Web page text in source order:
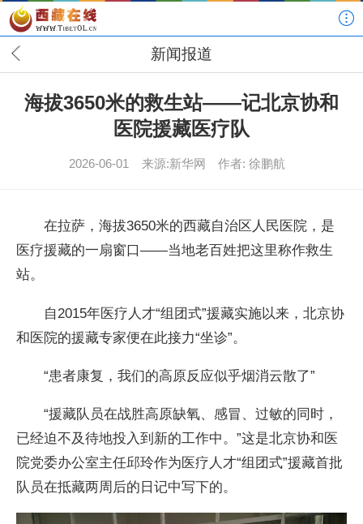
新闻报道
海拔3650米的救生站——记北京协和
医院援藏医疗队
2026-06-01 来源:新华网 作者: 徐鹏航
在拉萨，海拔3650米的西藏自治区人民医院，是
医疗援藏的一扇窗口——当地老百姓把这里称作救生
站。
自2015年医疗人才“组团式”援藏实施以来，北京协
和医院的援藏专家便在此接力“坐诊”。
“患者康复，我们的高原反应似乎烟消云散了”
“援藏队员在战胜高原缺氧、感冒、过敏的同时，
已经迫不及待地投入到新的工作中。”这是北京协和医
院党委办公室主任邱玲作为医疗人才“组团式”援藏首批
队员在抵藏两周后的日记中写下的。